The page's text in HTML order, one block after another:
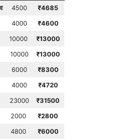
4500 ₹4685
4000 ₹4600
10000 ₹13000
10000 ₹13000
6000 ₹8300
4000 ₹4720
23000 ₹31500
2000 ₹2800
4800 ₹6000